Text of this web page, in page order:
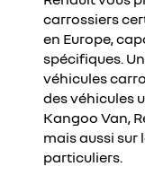
carrossiers
en Europe,
spécifiques.
véhicules
des véhicules
Kangoo Van,
mais aussi sur
particuliers.